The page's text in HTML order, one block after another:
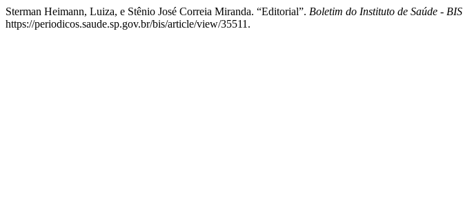
Sterman Heimann, Luiza, e Stênio José Correia Miranda. “Editorial”. Boletim do Instituto de Saúde - BIS
https://periodicos.saude.sp.gov.br/bis/article/view/35511.